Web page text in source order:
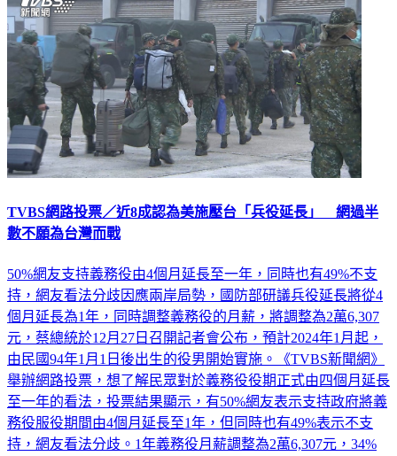
TVBS網路投票／近8成認為美施壓台「兵役延長」 網過半
50%網友支持義務役由4個月延長至一年，同時也有49%不支
持，網友看法分歧因應兩岸局勢，國防部研議兵役延長將從4
個月延長為1年，同時調整義務役的月薪，將調整為2萬6,307
元，蔡總統於12月27日召開記者會公布，預計2024年1月起，
由民國94年1月1日後出生的役男開始實施。《TVBS新聞網》
舉辦網路投票，想了解民眾對於義務役役期正式由四個月延長
至一年的看法，投票結果顯示，有50%網友表示支持政府將義
務役服役期間由4個月延長至1年，但同時也有49%表示不支